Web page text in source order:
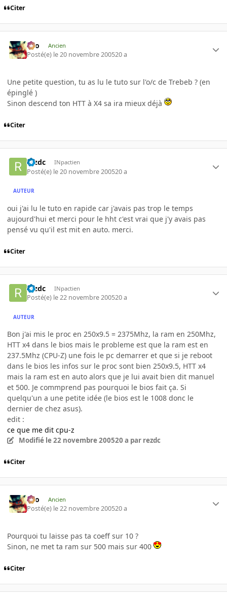
Citer
eYo Ancien
Posté(e) le 20 novembre 200520 a
Une petite question, tu as lu le tuto sur l'o/c de Trebeb ? (en
épinglé )
Sinon descend ton HTT à X4 sa ira mieux déjà
Citer
rezdc INpactien
Posté(e) le 20 novembre 200520 a
AUTEUR
oui j'ai lu le tuto en rapide car j'avais pas trop le temps
aujourd'hui et merci pour le hht c'est vrai que j'y avais pas
pensé vu qu'il est mit en auto. merci.
Citer
rezdc INpactien
Posté(e) le 22 novembre 200520 a
AUTEUR
Bon j'ai mis le proc en 250x9.5 = 2375Mhz, la ram en 250Mhz,
HTT x4 dans le bios mais le probleme est que la ram est en
237.5Mhz (CPU-Z) une fois le pc demarrer et que si je reboot
dans le bios les infos sur le proc sont bien 250x9.5, HTT x4
mais la ram est en auto alors que je lui avait bien dit manuel
et 500. Je commprend pas pourquoi le bios fait ça. Si
quelqu'un a une petite idée (le bios est le 1008 donc le
dernier de chez asus).
edit :
ce que me dit cpu-z
Modifié le 22 novembre 200520 a par rezdc
Citer
eYo Ancien
Posté(e) le 22 novembre 200520 a
Pourquoi tu laisse pas ta coeff sur 10 ?
Sinon, ne met ta ram sur 500 mais sur 400
Citer